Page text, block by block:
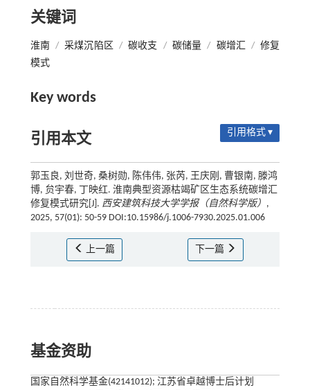
关键词
淮南 / 采煤沉陷区 / 碳收支 / 碳储量 / 碳增汇 / 修复
模式
Key words
引用本文 引用格式 ▾
郭玉良, 刘世奇, 桑树勋, 陈伟伟, 张芮, 王庆刚, 曹银南, 滕鸿
博, 贠宇春, 丁映红. 淮南典型资源枯竭矿区生态系统碳增汇
修复模式研究[J]. 西安建筑科技大学学报（自然科学版） ,
2025, 57(01): 50-59 DOI:10.15986/j.1006-7930.2025.01.006
上一篇 下一篇
基金资助
国家自然科学基金(42141012); 江苏省卓越博士后计划